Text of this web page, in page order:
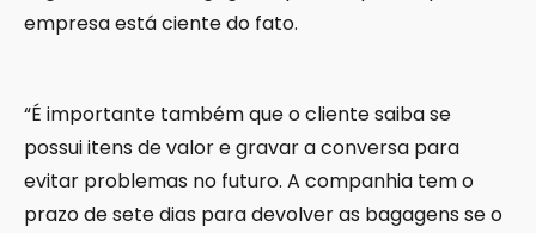
empresa está ciente do fato.
“É importante também que o cliente saiba se
possui itens de valor e gravar a conversa para
evitar problemas no futuro. A companhia tem o
prazo de sete dias para devolver as bagagens se o